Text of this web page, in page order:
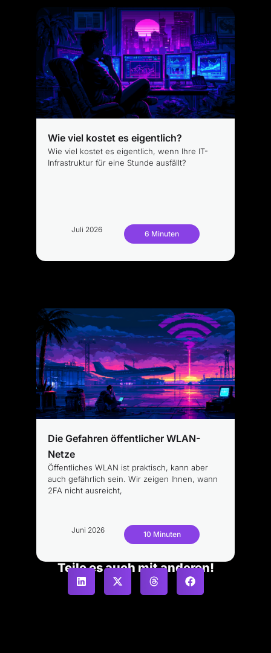
Wie viel kostet es eigentlich?
Wie viel kostet es eigentlich, wenn Ihre IT-
Infrastruktur für eine Stunde ausfällt?
Juli 2026 6 Minuten
Die Gefahren öffentlicher WLAN-
Netze
Öffentliches WLAN ist praktisch, kann aber
auch gefährlich sein. Wir zeigen Ihnen, wann
2FA nicht ausreicht,
Juni 2026 10 Minuten
Teile es auch mit anderen!